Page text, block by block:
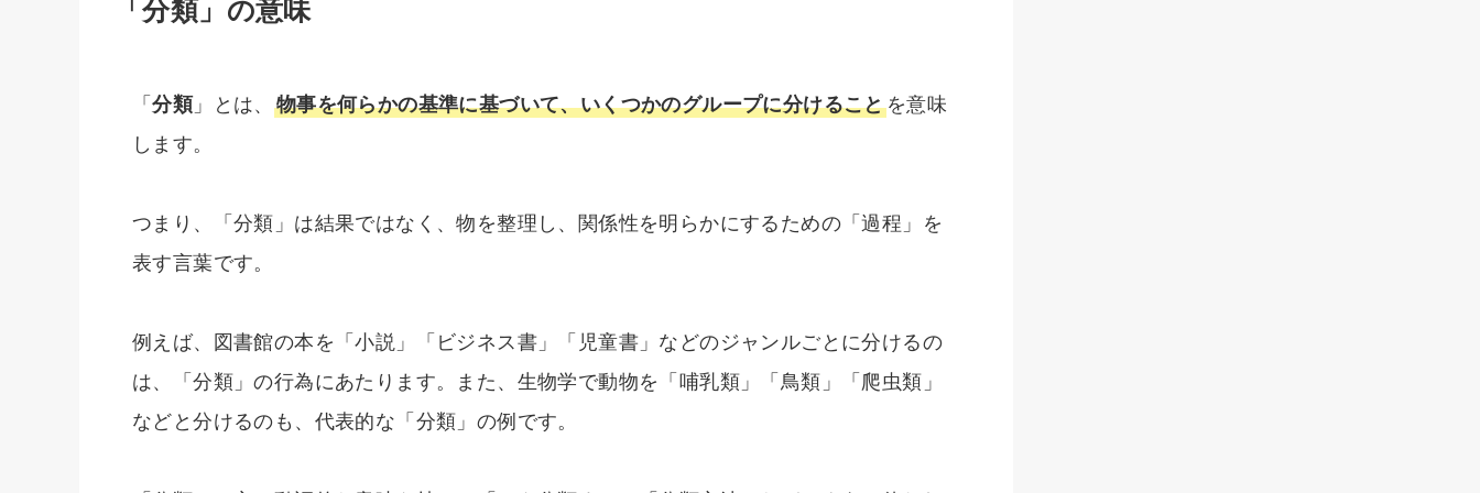
「分類」の意味
「分類 」とは、 物事を何らかの基準に基づいて、いくつかのグループに分けることを意味
します。
つまり、「分類」は結果ではなく、物を整理し、関係性を明らかにするための「過程」を
表す言葉です。
例えば、図書館の本を「小説」「ビジネス書」「児童書」などのジャンルごとに分けるの
は、「分類」の行為にあたります。また、生物学で動物を「哺乳類」「鳥類」「爬虫類」
などと分けるのも、代表的な「分類」の例です。